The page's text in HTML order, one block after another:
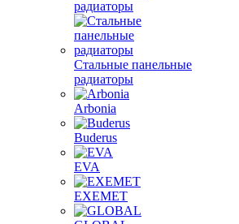
радиаторы
Стальные панельные
радиаторы
Arbonia
Buderus
EVA
EXEMET